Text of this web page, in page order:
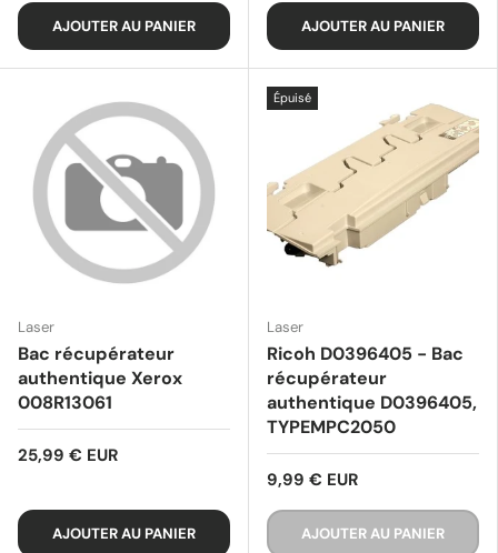
AJOUTER AU PANIER AJOUTER AU PANIER
Laser
Bac récupérateur
authentique Xerox
008R13061
25,99 € EUR
AJOUTER AU PANIER
Épuisé
Laser
Ricoh D0396405 - Bac
récupérateur
authentique D0396405,
TYPEMPC2050
9,99 € EUR
AJOUTER AU PANIER